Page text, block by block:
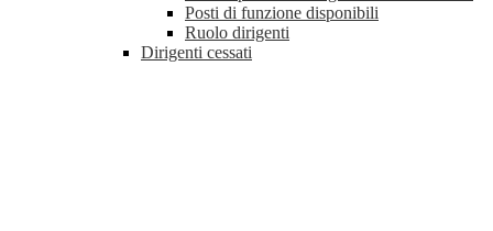
Posti di funzione disponibili
Ruolo dirigenti
Dirigenti cessati